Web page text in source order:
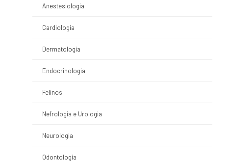
Anestesiologia
Cardiologia
Dermatologia
Endocrinologia
Felinos
Nefrologia e Urologia
Neurologia
Odontologia